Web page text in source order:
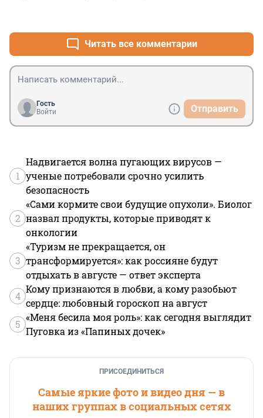
Читать все комментарии
Гость
Войти
Отправить
1
Надвигается волна пугающих вирусов —
ученые потребовали срочно усилить
безопасность
2
«Сами кормите свои будущие опухоли». Биолог
назвал продукты, которые приводят к
онкологии
3
«Туризм не прекращается, он
трансформируется»: как россияне будут
отдыхать в августе — ответ эксперта
4
Кому признаются в любви, а кому разобьют
сердце: любовный гороскоп на август
5
«Меня бесила моя роль»: как сегодня выглядит
Пуговка из «Папиных дочек»
ПРИСОЕДИНИТЬСЯ
Самые яркие фото и видео дня — в
наших группах в социальных сетях